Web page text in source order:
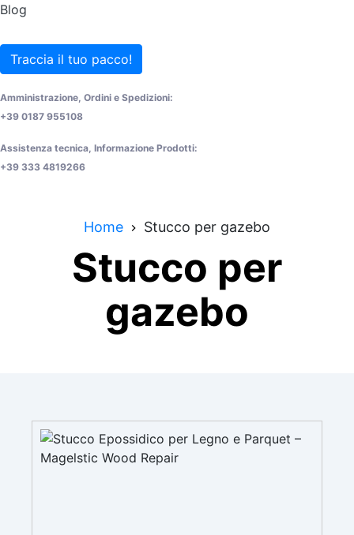
Blog
Traccia il tuo pacco!
Amministrazione, Ordini e Spedizioni:
+39 0187 955108
Assistenza tecnica, Informazione Prodotti:
+39 333 4819266
Home Stucco per gazebo
Stucco per
gazebo